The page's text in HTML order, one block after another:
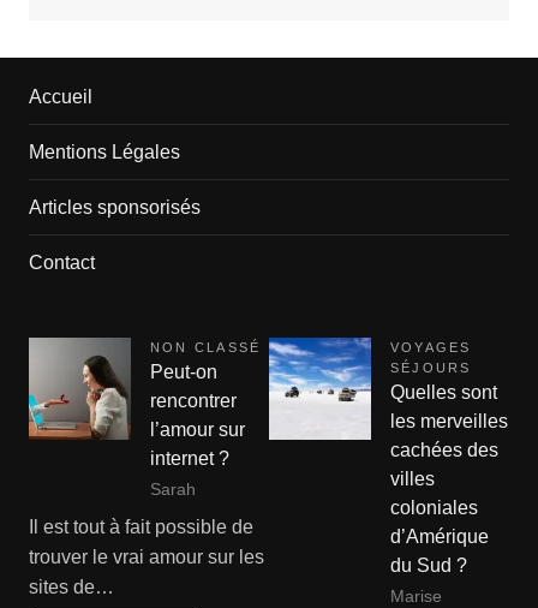
Accueil
Mentions Légales
Articles sponsorisés
Contact
NON CLASSÉ
Peut-on
rencontrer
l’amour sur
internet ?
Sarah
Il est tout à fait possible de
trouver le vrai amour sur les
sites de…
VOYAGES
SÉJOURS
Quelles sont
les merveilles
cachées des
villes
coloniales
d’Amérique
du Sud ?
Marise